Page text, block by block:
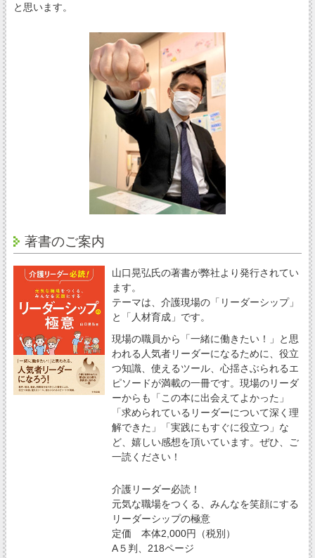
と思います。
著書のご案内
山口晃弘氏の著書が弊社より発行されてい
ます。
テーマは、介護現場の「リーダーシップ」
と「人材育成」です。
現場の職員から「一緒に働きたい！」と思
われる人気者リーダーになるために、役立
つ知識、使えるツール、心揺さぶられるエ
ピソードが満載の一冊です。現場のリーダ
ーからも「この本に出会えてよかった」
「求められているリーダーについて深く理
解できた」「実践にもすぐに役立つ」な
ど、嬉しい感想を頂いています。ぜひ、ご
一読ください！
介護リーダー必読！
元気な職場をつくる、みんなを笑顔にする
リーダーシップの極意
定価 本体2,000円（税別）
A５判、218ページ